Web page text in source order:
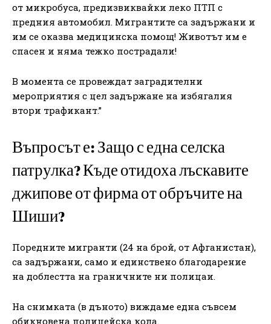
от микробуса, предизвиквайки леко ПТП с
предния автомобил. Мигрантите са задържани и
им се оказва медицинска помощ! Животът им е
спасен и няма тежко пострадали!
В момента се провеждат заградителни
мероприятия с цел задържане на избягалия
втори трафикант.”
Въпросът е: Защо с една селска
патрулка? Къде отидоха лъскавите
джипове от фирма от обръчите на
Шиши?
Поредните мигранти (24 на брой, от Афганистан),
са задържани, само и единствено благодарение
на доблестта на граничните ни полицаи.
На снимката (в дъното) виждаме една съвсем
обикновена полицейска кола.